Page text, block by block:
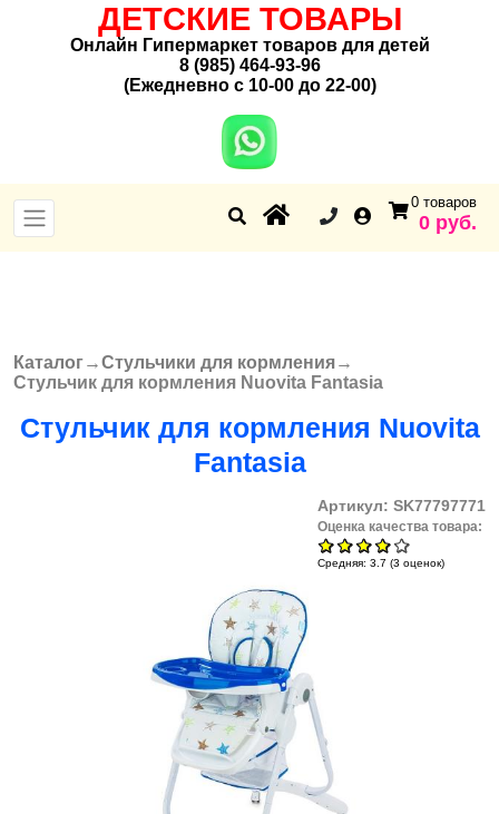
ДЕТСКИЕ ТОВАРЫ
Онлайн Гипермаркет товаров для детей
8 (985) 464-93-96
(Ежедневно с 10-00 до 22-00)
0 товаров
0 руб.
Вы здесь
Каталог→Стульчики для кормления→
Стульчик для кормления Nuovita Fantasia
Стульчик для кормления Nuovita
Fantasia
Артикул: SK77797771
Оценка качества товара:
Средняя: 3.7 (3 оценок)